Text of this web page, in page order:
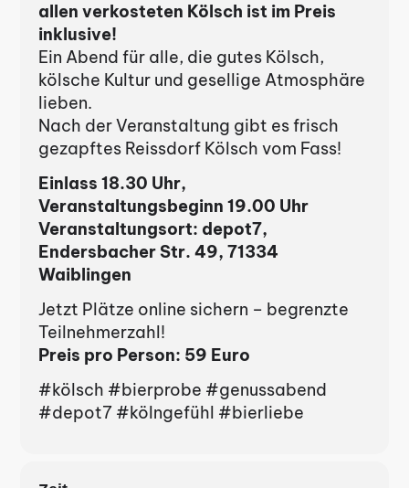
Es befinden sich keine
Produkte im Warenkorb.
allen verkosteten Kölsch ist im Preis
inklusive!
Ein Abend für alle, die gutes Kölsch,
kölsche Kultur und gesellige Atmosphäre
lieben.
Nach der Veranstaltung gibt es frisch
gezapftes Reissdorf Kölsch vom Fass!
Einlass 18.30 Uhr,
Veranstaltungsbeginn 19.00 Uhr
Veranstaltungsort: depot7,
Endersbacher Str. 49, 71334
Waiblingen
Jetzt Plätze online sichern – begrenzte
Teilnehmerzahl!
Preis pro Person: 59 Euro
#kölsch #bierprobe #genussabend
#depot7 #kölngefühl #bierliebe